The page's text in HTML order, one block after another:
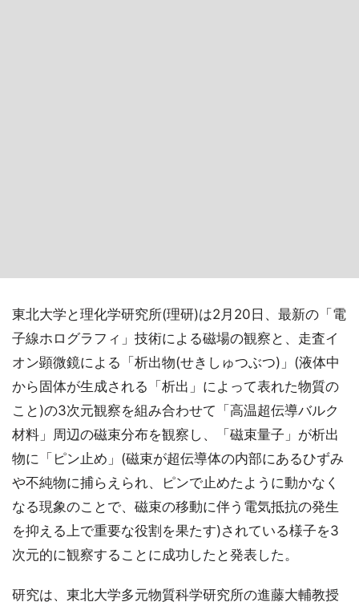
東北大学と理化学研究所(理研)は2月20日、最新の「電
子線ホログラフィ」技術による磁場の観察と、走査イ
オン顕微鏡による「析出物(せきしゅつぶつ)」(液体中
から固体が生成される「析出」によって表れた物質の
こと)の3次元観察を組み合わせて「高温超伝導バルク
材料」周辺の磁束分布を観察し、「磁束量子」が析出
物に「ピン止め」(磁束が超伝導体の内部にあるひずみ
や不純物に捕らえられ、ピンで止めたように動かなく
なる現象のことで、磁束の移動に伴う電気抵抗の発生
を抑える上で重要な役割を果たす)されている様子を3
次元的に観察することに成功したと発表した。
研究は、東北大学多元物質科学研究所の進藤大輔教授